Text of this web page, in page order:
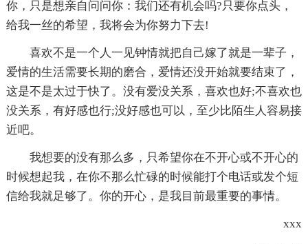
你，只是想亲自问问你：我们还有机会吗?只要你点头，
给我一丝的希望，我将会为你努力下去!
喜欢不是一个人一见钟情就把自己嫁了就是一辈子，
爱情的生活需要长期的磨合，爱情还没开始就要结束了，
这是不是太过于快了。没有爱没关系，喜欢也好;不喜欢也
没关系，有好感也行;没好感也可以，至少比陌生人容易接
近吧。
我想要的没有那么多，只希望你在不开心或不开心的
时候想起我，在你不那么忙碌的时候能打个电话或发个短
信给我就足够了。你的开心，是我目前最重要的事情。
xxx